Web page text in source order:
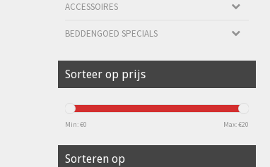
ACCESSOIRES
BEDDENGOED SPECIALS
Sorteer op prijs
Min: €0 Max: €20
Sorteren op